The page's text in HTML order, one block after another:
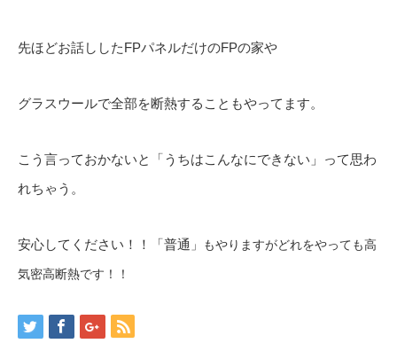
先ほどお話ししたFPパネルだけのFPの家や
グラスウールで全部を断熱することもやってます。
こう言っておかないと「うちはこんなにできない」って思わ
れちゃう。
安心してください！！「普通 」 もやりますがどれをやっても高
気密高断熱です！！